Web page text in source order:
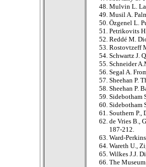
Mulvin L.
Musil A.
Özgenel L.
Petrikovits
Reddé M.
Rostovtzeff
Schwartz J.
Schneider
Segal A.
Sheehan P.
Sheehan P.
Sidebotham
Sidebotham
Southern P.,
de Vries B.,
187-212.
Ward-
Wareth U.,
Wilkes J.J.
The